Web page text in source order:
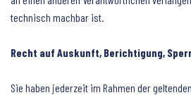
technisch machbar ist.
Recht auf Auskunft, Berichtigung,
Sie haben jederzeit im Rahmen der